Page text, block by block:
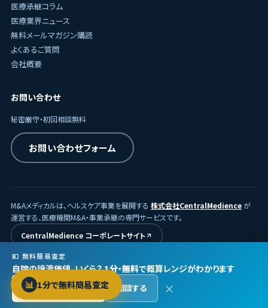
医療承継コラム
医療業界ニュース
無料メールマガジン購読
よくあるご質問
会社概要
お問い合わせ
秘密厳守・初回相談無料
お問い合わせフォーム
M&Aメディカルは、ヘルスケア事業を展開する 株式会社CentralMedienceが
運営する、医療機関M&A・事業承継の専門サービスです。
CentralMedience コーポレートサイト
株式会社CentralMedience / M&Aメディカル
プライバシーポリシー
利用規約
📊 1分で無料簡易査定
💴 無料簡易査定
自院の譲渡価値、いくら？1分・無料で概算レンジがわかります
無料で査定する →
相談する ×
Protected by reCAPTCHA ·